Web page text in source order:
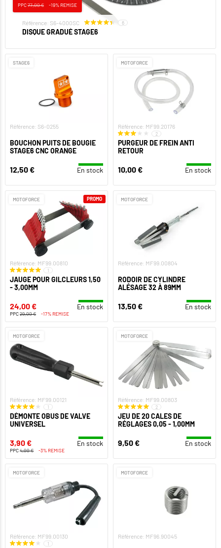
Référence: S6-4000SC 6
DISQUE GRADUÉ STAGE6
PPC77,00 € -19% REMISE
STAGE6
Référence: S6-0255
BOUCHON PUITS DE BOUGIE
STAGE6 CNC ORANGE
12,50 € En stock
MOTOFORCE
Référence: MF99.20176
2
PURGEUR DE FREIN ANTI
RETOUR
10,00 € En stock
MOTOFORCE
Référence: MF99.00810
1
JAUGE POUR GILCLEURS 1,50
- 3,00MM
24,00 € En stock
PPC29,00 € -17% REMISE
PROMO MOTOFORCE
Référence: MF99.00804
RODOIR DE CYLINDRE
ALÉSAGE 32 À 89MM
13,50 € En stock
MOTOFORCE
Référence: MF99.00121
1
DÉMONTE OBUS DE VALVE
UNIVERSEL
3,90 € En stock
PPC4,00 € -3% REMISE
MOTOFORCE
Référence: MF99.00803
2
JEU DE 20 CALES DE
RÉGLAGES 0,05 - 1,00MM
9,50 € En stock
MOTOFORCE
Référence: MF99.00130
1
MOTOFORCE
Référence: MF96.90045